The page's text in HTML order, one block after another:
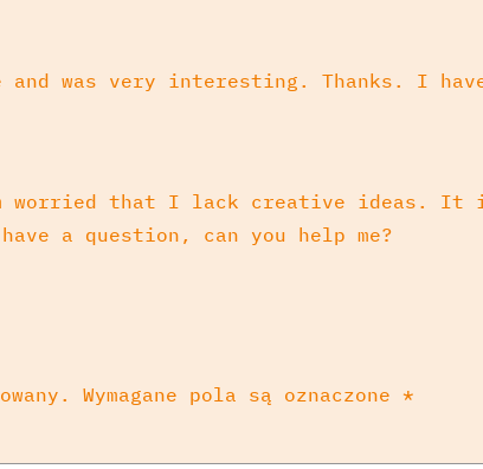
and was very interesting. Thanks. I
worried that I lack creative ideas. It
a question, can you help me?
Wymagane pola są oznaczone *